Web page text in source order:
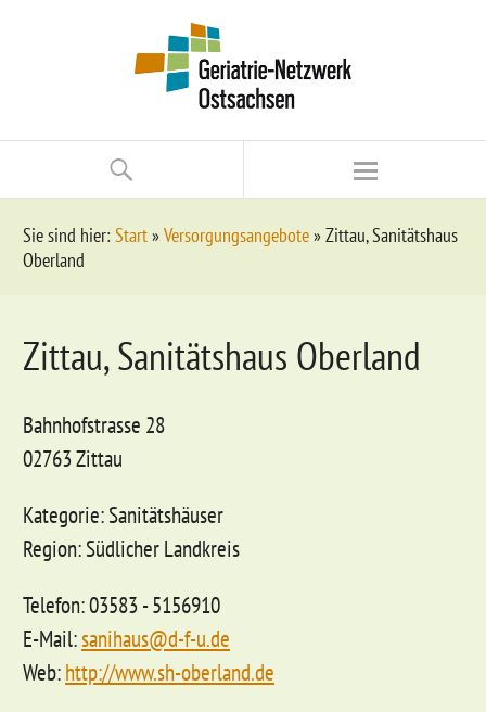
Sie sind hier: Start»Versorgungsangebote»Zittau, Sanitätshaus
Oberland
Zittau, Sanitätshaus Oberland
Bahnhofstrasse 28
02763 Zittau
Kategorie: Sanitätshäuser
Region: Südlicher Landkreis
Telefon: 03583 - 5156910
E-Mail:sanihaus@d-f-u.de
Web:http://www.sh-oberland.de